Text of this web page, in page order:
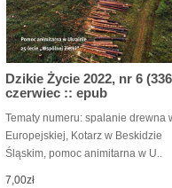
Dzikie Życie 2022, nr 6
czerwiec :: epub
Tematy numeru: spalanie drewna
Europejskiej, Kotarz w Beskidzie
Śląskim, pomoc animitarna w U..
7,00zł